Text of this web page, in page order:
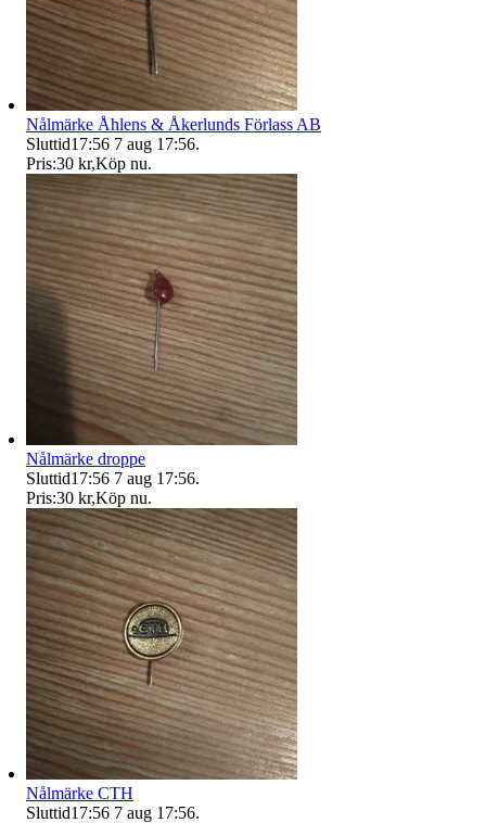
Nålmärke Åhlens & Åkerlunds Förlass AB
Sluttid17:56 7 aug 17:56.
Pris:30 kr,Köp nu.
Nålmärke droppe
Sluttid17:56 7 aug 17:56.
Pris:30 kr,Köp nu.
Nålmärke CTH
Sluttid17:56 7 aug 17:56.